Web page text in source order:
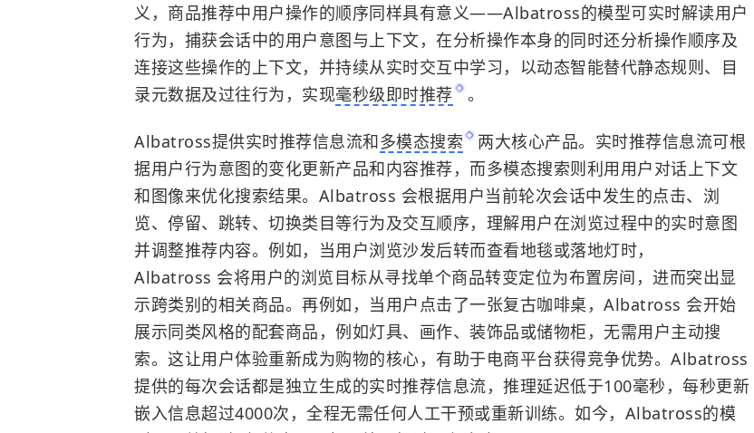
义，商品推荐中用户操作的顺序同样具有意义——Albatross的模型可实时解读用户
行为，捕获会话中的用户意图与上下文，在分析操作本身的同时还分析操作顺序及
连接这些操作的上下文，并持续从实时交互中学习，以动态智能替代静态规则、目
录元数据及过往行为，实现毫秒级即时推荐 。
Albatross提供实时推荐信息流和多模态搜索
两大核心产品。实时推荐信息流可根
据用户行为意图的变化更新产品和内容推荐，而多模态搜索则利用用户对话上下文
和图像来优化搜索结果。Albatross 会根据用户当前轮次会话中发生的点击、浏
览、停留、跳转、切换类目等行为及交互顺序，理解用户在浏览过程中的实时意图
并调整推荐内容。例如，当用户浏览沙发后转而查看地毯或落地灯时，
Albatross 会将用户的浏览目标从寻找单个商品转变定位为布置房间，进而突出显
示跨类别的相关商品。再例如，当用户点击了一张复古咖啡桌，Albatross 会开始
展示同类风格的配套商品，例如灯具、画作、装饰品或储物柜，无需用户主动搜
索。这让用户体验重新成为购物的核心，有助于电商平台获得竞争优势。Albatross
提供的每次会话都是独立生成的实时推荐信息流，推理延迟低于100毫秒，每秒更新
嵌入信息超过4000次，全程无需任何人工干预或重新训练。如今，Albatross的模